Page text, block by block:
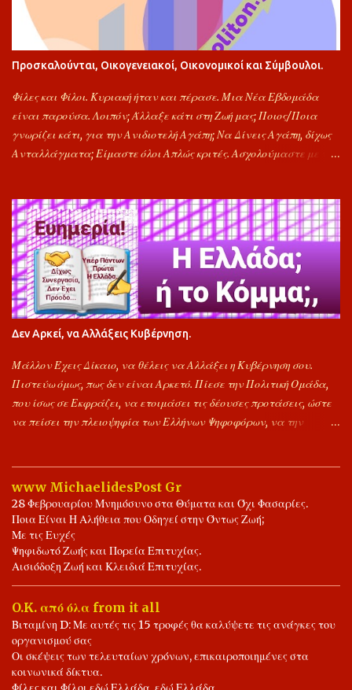
Προσκαλούνται, Οικογενειακοί, Οικονομικοί και Σύμβουλοι.
Φίλες και Φίλοι. Κυριακή ήταν και πέρασε. Μια Νέα Εβδομάδα
είναι παρούσα. Λοιπόν; Άλλαξε κάτι στη Ζωή μας; Ποιος/Ποια
γνωρίζει κάτι, για την Ανιδιοτελή Αγάπη; Να Δίνεις Αγάπη, δίχως
Ανταλλάγματα; Είμαστε όλοι Απλώς κριτές. Ασχολούμαστε με τα
καιρό, τις Αγορές μας, κάθε ημέρα Τετάρτη, να τις κάνουμε, από
καταστήματα της γειτονιάς. Τότε τα Super Market, για να μας
πάρουν, τα €υρω, Θα καταφύγουν την ημέρα Τετάρτη, σε
γενναίες μειώσεις τιμών. Η Πρόταση έχει δοκιμαστεί το 2024 και
τα Σούπερ μάρκετ κάθε Τετάρτη, Είχαν Σοβαρές Προσφορές.
Μπορούμε τουλάχιστον, να ξανά δοκιμάσουμε; Προσκαλούνται
Ιδιωτικά και Δημόσια Κέντρα Εκπαιδευτικής Κατάρτισης, να
Οργανώσουν Προγράμματα "Οικογενειακής Οικονομικής
Διαχείρισης". "Οικονομικοί Στοχασμοί". Το Έτος 2025.
Δεν Αρκεί, να Αλλάξεις Κυβέρνηση.
Μάλλον Έχεις Δίκαιο, να θέλεις να Αλλάξει η Κυβέρνηση σου.
Πιστεύω όμως, πως δεν είναι Αρκετό. Πίεσε την Πολιτική Ομάδα,
που ίσως σε Εκφράζει, να ετοιμάσει τις δέουσες προτάσεις, ώστε
να πείσει την πλειοψηφία των Ελλήνων Ψηφοφόρων, να την
αντιπαραθέτουμε τις δικές μας προτάσεις. Υποθέτουμε πως,
μπορούμε να Ομιλούμε, για Έλειψη Δημοκρατικής Ευαισθησίας.
Ποιους θα ψηφίσεις, την ώρα των Εκλογών, είναι δικό σου ρίσκο.
Αποκλειστικά, δική σου Ευθύνη. Εύχομαι ότι Καλύτερο σε όλους
μας. Ας γίνει του Θεού, και το Καλύτερο για Όλους τους Έλληνες.
Είθε. Ιωάννης ο Φίλος. 🤝📖✍️🌾🌻🌾💖 Ψηφίζω Ελληνικά,
Ελλάδας. 📖⚖️🤝✍️💖❤️💐 Η Δημοκρατία Προσφέρει, Δικαίωμα
Λόγου και Αντίλογου. 💐📖⚖️🤝⚖️📖💐
www MichaelidesPost Gr
28 Φεβρουαρίου Μνημόσυνο στα Θύματα και Όχι Φασαρίες.
Ποια Είναι Η Αλήθεια που Οδηγεί στην Όντως Ζωή;
Με τις Ευχές
Ψηφιδωτό Ζωής και Πορεία Επιτυχίας.
Αισιόδοξη Ζωή και Κλειδιά Επιτυχίας.
O.K. από όλα from it all
Βιταμίνη D: Με αυτές τις 15 τροφές θα καλύψετε τις ανάγκες του
οργανισμού σας
Οι σκέψεις των τελευταίων χρόνων, επικαιροποιημένες στα
κοινωνικά δίκτυα.